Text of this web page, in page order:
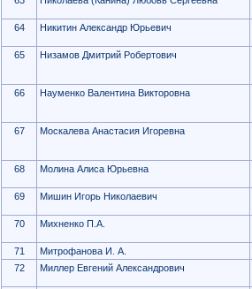
64
Никитин Александр Юрьевич
65
Низамов Дмитрий Робертович
66
Науменко Валентина Викторовна
67
Москалева Анастасия Игоревна
68
Молина Алиса Юрьевна
69
Мишин Игорь Николаевич
70
Михненко П.А.
71
Митрофанова И. А.
72
Миллер Евгений Александрович